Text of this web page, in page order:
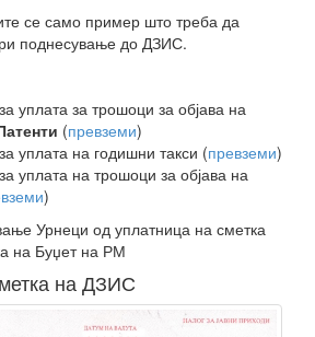
се само пример што треба да
поднесување до ДЗИС.
уплата за трошоци за објава на
(превземи)
уплата на годишни такси (превземи)
уплата на трошоци за објава на
)
Урнеци од уплатница на сметка
на Буџет на РМ
на ДЗИС